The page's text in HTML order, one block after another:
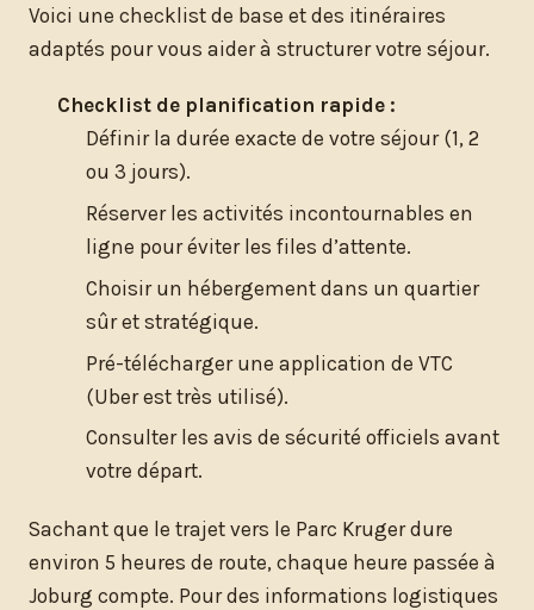
Voici une checklist de base et des itinéraires
adaptés pour vous aider à structurer votre séjour.
Checklist de planification rapide :
Définir la durée exacte de votre séjour (1, 2
ou 3 jours).
Réserver les activités incontournables en
ligne pour éviter les files d’attente.
Choisir un hébergement dans un quartier
sûr et stratégique.
Pré-télécharger une application de VTC
(Uber est très utilisé).
Consulter les avis de sécurité officiels avant
votre départ.
Sachant que le trajet vers le Parc Kruger dure
environ 5 heures de route, chaque heure passée à
Joburg compte. Pour des informations logistiques